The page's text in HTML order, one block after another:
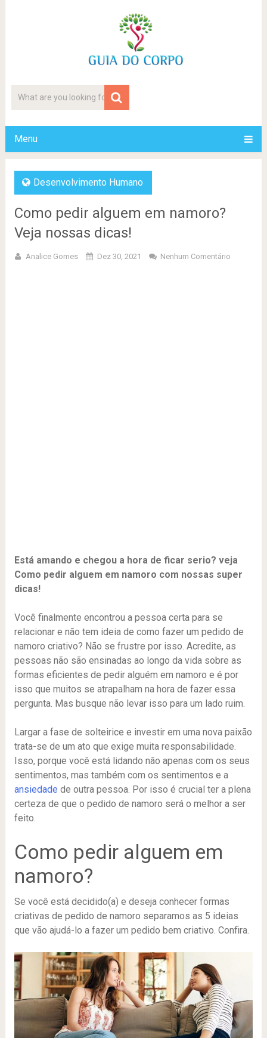
Menu
Desenvolvimento Humano
Como pedir alguem em namoro?
Veja nossas dicas!
Analice Gomes Dez 30, 2021 Nenhum Comentário
Está amando e chegou a hora de ficar serio? veja
Como pedir alguem em namoro com nossas super
dicas!
Você finalmente encontrou a pessoa certa para se
relacionar e não tem ideia de como fazer um pedido de
namoro criativo? Não se frustre por isso. Acredite, as
pessoas não são ensinadas ao longo da vida sobre as
formas eficientes de pedir alguém em namoro e é por
isso que muitos se atrapalham na hora de fazer essa
pergunta. Mas busque não levar isso para um lado ruim.
Largar a fase de solteirice e investir em uma nova paixão
trata-se de um ato que exige muita responsabilidade.
Isso, porque você está lidando não apenas com os seus
sentimentos, mas também com os sentimentos e a
ansiedade de outra pessoa. Por isso é crucial ter a plena
certeza de que o pedido de namoro será o melhor a ser
feito.
Como pedir alguem em
namoro?
Se você está decidido(a) e deseja conhecer formas
criativas de pedido de namoro separamos as 5 ideias
que vão ajudá-lo a fazer um pedido bem criativo. Confira.